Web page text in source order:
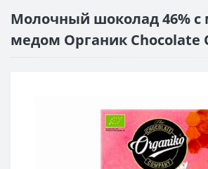
Молочный шоколад 46%
медом Органик Chocolate